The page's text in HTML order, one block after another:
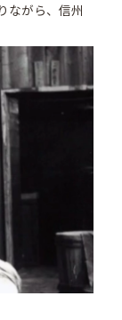
ながら、信州